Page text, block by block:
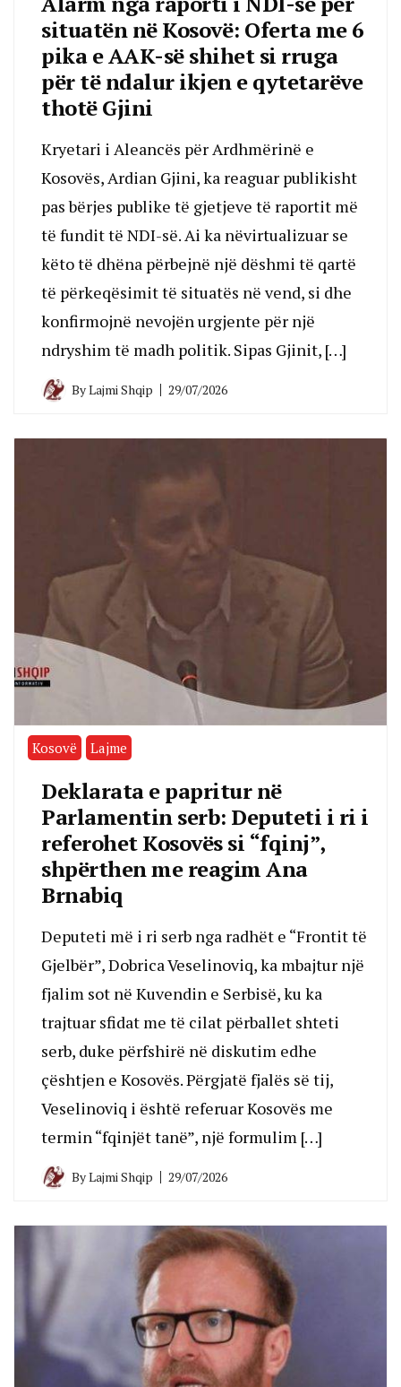
situatën në Kosovë: Oferta me 6
pika e AAK-së shihet si rruga
për të ndalur ikjen e qytetarëve
thotë Gjini
Kryetari i Aleancës për Ardhmërinë e
Kosovës, Ardian Gjini, ka reaguar publikisht
pas bërjes publike të gjetjeve të raportit më
të fundit të NDI-së. Ai ka nëvirtualizuar se
këto të dhëna përbejnë një dëshmi të qartë
të përkeqësimit të situatës në vend, si dhe
konfirmojnë nevojën urgjente për një
ndryshim të madh politik. Sipas Gjinit, […]
ByLajmi Shqip 29/07/2026
Kosovë Lajme
Deklarata e papritur në
Parlamentin serb: Deputeti i ri i
referohet Kosovës si “fqinj”,
shpërthen me reagim Ana
Brnabiq
Deputeti më i ri serb nga radhët e “Frontit të
Gjelbër”, Dobrica Veselinoviq, ka mbajtur një
fjalim sot në Kuvendin e Serbisë, ku ka
trajtuar sfidat me të cilat përballet shteti
serb, duke përfshirë në diskutim edhe
çështjen e Kosovës. Përgjatë fjalës së tij,
Veselinoviq i është referuar Kosovës me
termin “fqinjët tanë”, një formulim […]
ByLajmi Shqip 29/07/2026